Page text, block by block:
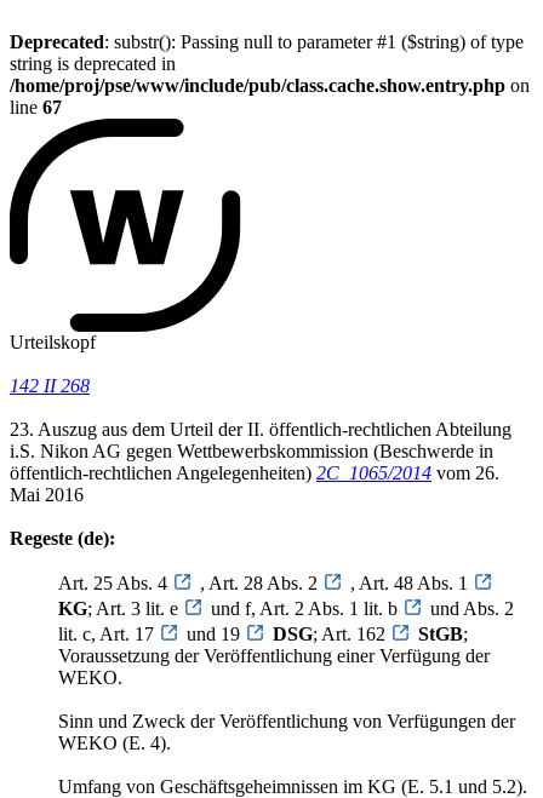
Deprecated: substr(): Passing null to parameter #1 ($string) of type
string is deprecated in
/home/proj/pse/www/include/pub/class.cache.show.entry.php on
line 67
Urteilskopf
142 II 268
23. Auszug aus dem Urteil der II. öffentlich-rechtlichen Abteilung
i.S. Nikon AG gegen Wettbewerbskommission (Beschwerde in
öffentlich-rechtlichen Angelegenheiten) 2C_1065/2014 vom 26.
Mai 2016
Regeste (de):
Art. 25 Abs. 4 , Art. 28 Abs. 2
, Art. 48 Abs. 1
KG; Art. 3 lit. e und f, Art. 2 Abs. 1 lit. b
und Abs. 2
lit. c, Art. 17
und 19 DSG; Art. 162 StGB;
Voraussetzung der Veröffentlichung einer Verfügung der
WEKO.
Sinn und Zweck der Veröffentlichung von Verfügungen der
WEKO (E. 4).
Umfang von Geschäftsgeheimnissen im KG (E. 5.1 und 5.2).